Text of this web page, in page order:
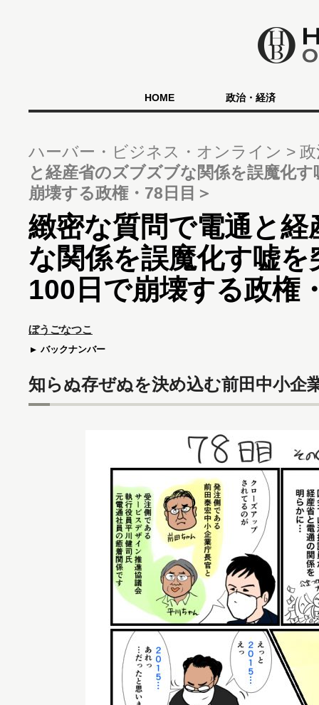
HOME 政治・経済
ハーバー・ビジネス・オンライン
と経産省のズブズブな関係を誤魔化
崩壊する政権・78日目＞
緻密な質問で電通と
な関係を誤魔化す嘘
100日で崩壊する政権
ぼうごなつこ
バックナンバー
知らぬ存ぜぬを決め込む前田中小企